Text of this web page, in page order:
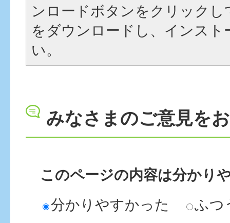
ンロードボタンをクリック
をダウンロードし、インスト
い。
みなさまのご意見を
このページの内容は分かり
分かりやすかった
ふつ